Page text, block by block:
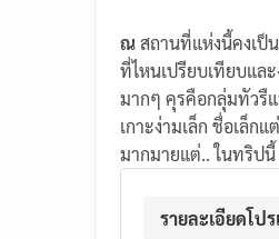
ณสถานที่แห่งนี้คงเป็
ที่ไหนเปรียบเทียบแล
มากๆ คุรคือกลุ่มทัวรื
เกาะง่ามเล็ก ชื่อเล็กแ
มากมายแต่.. ในทริปนี้
รายละเอียดโป